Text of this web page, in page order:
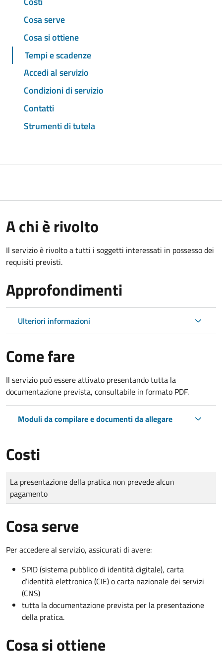
Cosa serve
Cosa si ottiene
Tempi e scadenze
Accedi al servizio
Condizioni di servizio
Contatti
Strumenti di tutela
A chi è rivolto
Il servizio è rivolto a tutti i soggetti interessati in possesso dei
requisiti previsti.
Approfondimenti
Ulteriori informazioni
Come fare
Il servizio può essere attivato presentando tutta la
documentazione prevista, consultabile in formato PDF.
Moduli da compilare e documenti da allegare
Costi
Tipo di pagamento
Importo
La presentazione della pratica non prevede alcun
pagamento
Cosa serve
Per accedere al servizio, assicurati di avere:
SPID (sistema pubblico di identità digitale), carta
d’identità elettronica (CIE) o carta nazionale dei servizi
(CNS)
tutta la documentazione prevista per la presentazione
della pratica.
Cosa si ottiene